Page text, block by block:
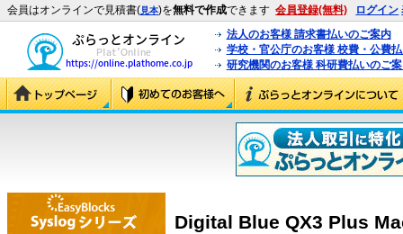
会員はオンラインで見積書(見本)を無料で作成できます 会員登録(無料) ログイン
法人のお客様 請求書払いのご案内
学校・官公庁のお客様 校費・公費
研究機関のお客様 科研費払いのご
Digital Blue QX3 Plus